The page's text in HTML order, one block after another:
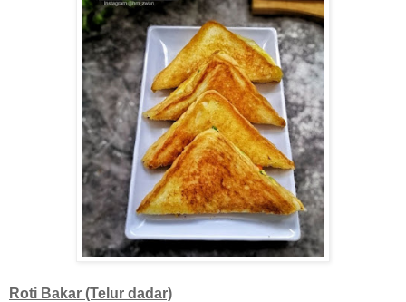
Roti Bakar (Telur dadar)